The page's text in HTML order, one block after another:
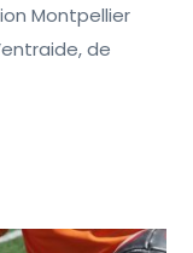
Montpellier
de